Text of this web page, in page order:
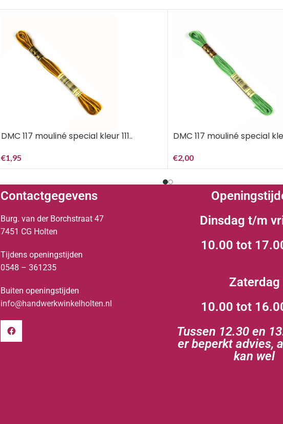
DMC 117 mouliné special kleur 111..
€1,95
DMC 117 mouliné special
€2,00
Contactgegevens
Burg. van der Borchstraat 47
7451 CG Holten
Tijdens openingstijden
0548 – 361235
Buiten openingstijden
info@handwerkwinkelholten.nl
Dinsdag t/m
10.00 tot
Zaterdag
10.00 tot
Tussen 12.30 en
er beperkt advies,
kan wel